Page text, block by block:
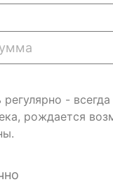
-
рождается